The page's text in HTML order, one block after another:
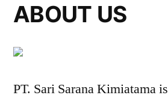
ABOUT US
PT. Sari Sarana Kimiatama